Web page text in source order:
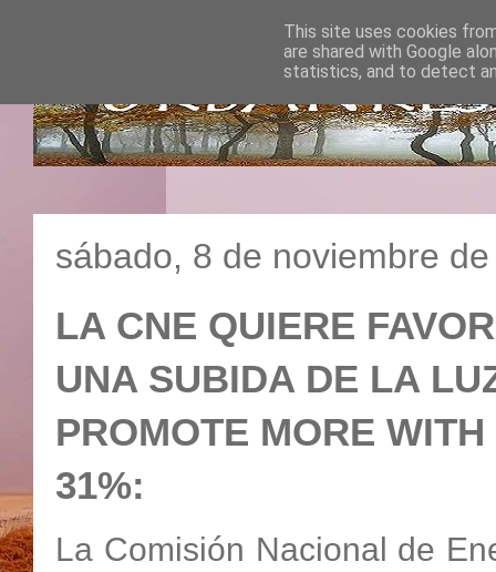
sábado, 8 de noviembre
LA CNE QUIERE
UNA SUBIDA DE LA
PROMOTE MORE
31%:
La Comisión Nacional de
This site uses cookies
are shared with Google
statistics, and to detect